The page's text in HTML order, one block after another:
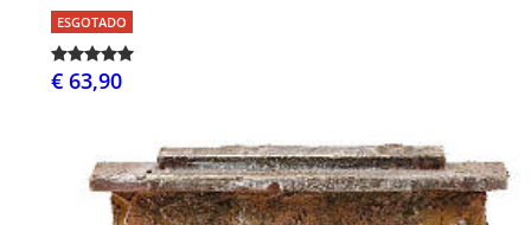
ESGOTADO
€ 63,90